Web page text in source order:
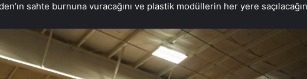
sahte burnuna vuracağını ve plastik modüllerin her yere